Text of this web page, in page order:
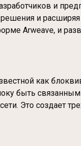
и
и
Arweave, и
как
быть
Это создает